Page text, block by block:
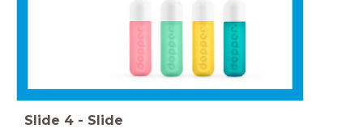
Slide 4 - Slide